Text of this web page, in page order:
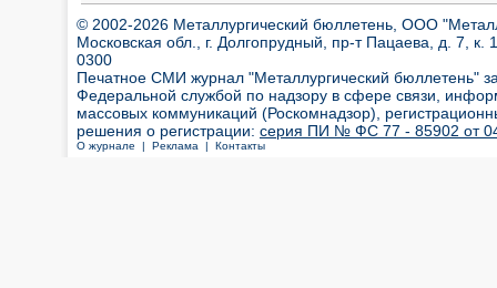
© 2002-2026 Металлургический бюллетень, ООО
Московская обл., г. Долгопрудный, пр-т Пацаева, д. 7,
0300
Печатное СМИ журнал "Металлургический бюллетень"
Федеральной службой по надзору в сфере связи,
массовых коммуникаций (Роскомнадзор),
решения о регистрации: серия ПИ № ФС 77 - 85902 от 04
О журнале | Реклама | Контакты